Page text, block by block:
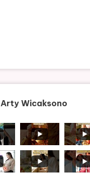
Arty Wicaksono